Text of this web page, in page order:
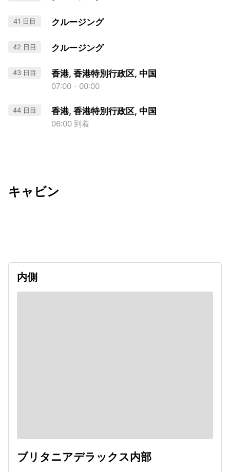
41 日目 クルージング
42 日目 クルージング
43 日目 香港, 香港特別行政区, 中国
07:00 - 00:00
44 日目 香港, 香港特別行政区, 中国
06:00 到着
キャビン
内側
ブリタニアデラックス内部